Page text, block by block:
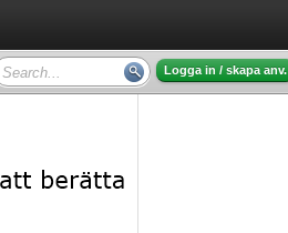
Logga in / skapa anv.